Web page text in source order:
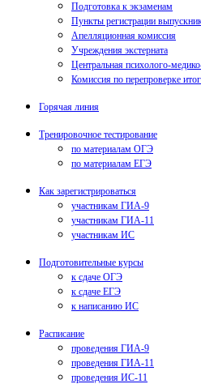
Подготовка к экзаменам
Пункты регистрации
Апелляционная комиссия
Учреждения экстерната
Центральная психолого-
Комиссия по перепроверке
Горячая линия
Тренировочное тестирование
по материалам ОГЭ
по материалам ЕГЭ
Как зарегистрироваться
участникам ГИА-9
участникам ГИА-11
участникам ИС
Подготовительные курсы
к сдаче ОГЭ
к сдаче ЕГЭ
к написанию ИС
Расписание
проведения ГИА-9
проведения ГИА-11
проведения ИС-11